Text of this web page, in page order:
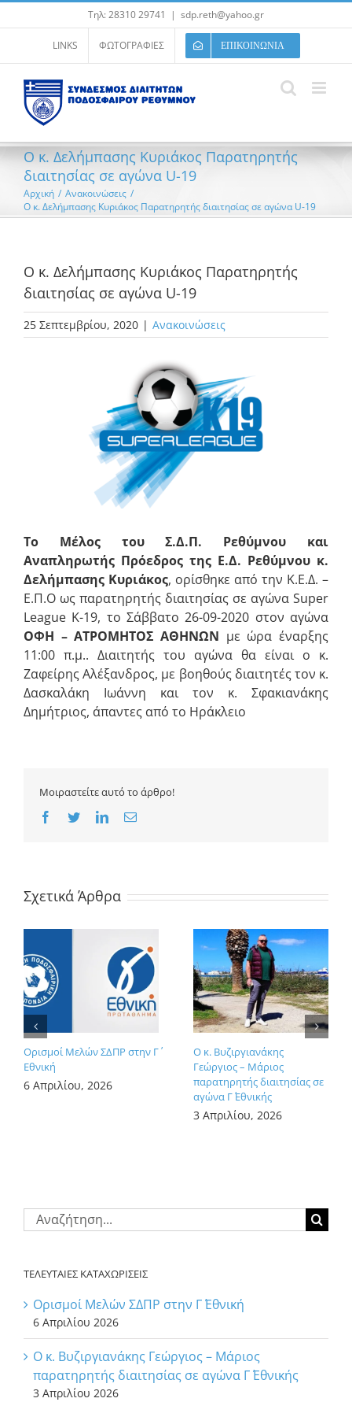
στο
περιεχόμενο
Τηλ: 28310 29741 | sdp.reth@yahoo.gr
LINKS ΦΩΤΟΓΡΑΦΙΕΣ ΕΠΙΚΟΙΝΩΝΙΑ
Ο κ. Δελήμπασης Κυριάκος Παρατηρητής
διαιτησίας σε αγώνα U-19
Αρχική / Ανακοινώσεις /
Ο κ. Δελήμπασης Κυριάκος Παρατηρητής διαιτησίας σε αγώνα U-19
Ο κ. Δελήμπασης Κυριάκος Παρατηρητής
διαιτησίας σε αγώνα U-19
25 Σεπτεμβρίου, 2020 | Ανακοινώσεις
Το Μέλος του Σ.Δ.Π. Ρεθύμνου και
Αναπληρωτής Πρόεδρος της Ε.Δ. Ρεθύμνου κ.
Δελήμπασης Κυριάκος, ορίσθηκε από την Κ.Ε.Δ. –
Ε.Π.Ο ως παρατηρητής διαιτησίας σε αγώνα Super
League K-19, το Σάββατο 26-09-2020 στον αγώνα
ΟΦΗ – ΑΤΡΟΜΗΤΟΣ ΑΘΗΝΩΝ με ώρα έναρξης
11:00 π.μ.. Διαιτητής του αγώνα θα είναι ο κ.
Ζαφείρης Αλέξανδρος, με βοηθούς διαιτητές τον κ.
Δασκαλάκη Ιωάννη και τον κ. Σφακιανάκης
Δημήτριος, άπαντες από το Ηράκλειο
Μοιραστείτε αυτό το άρθρο!
Facebook
TwitterLinkedInEmail
Σχετικά Άρθρα
Ορισμοί Μελών ΣΔΠΡ στην Γ΄
Εθνική
6 Απριλίου, 2026
Ο κ. Βυζιργιανάκης
Γεώργιος – Μάριος
παρατηρητής διαιτησίας σε
αγώνα Γ΄ Εθνικής
3 Απριλίου, 2026
Αναζήτηση
για:
ΤΕΛΕΥΤΑΙΕΣ ΚΑΤΑΧΩΡΙΣΕΙΣ
Ορισμοί Μελών ΣΔΠΡ στην Γ΄ Εθνική
6 Απριλίου 2026
Ο κ. Βυζιργιανάκης Γεώργιος – Μάριος
παρατηρητής διαιτησίας σε αγώνα Γ΄ Εθνικής
3 Απριλίου 2026